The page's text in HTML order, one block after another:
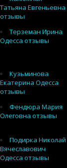
Татьяна Евгеньевна
отзывы
Терземан Ирина
Одесса отзывы
Кузьминова
Екатерина Одесса
отзывы
Фендюра Мария
Олеговна отзывы
Подирка Николай
Вячеславович
Одесса отзывы